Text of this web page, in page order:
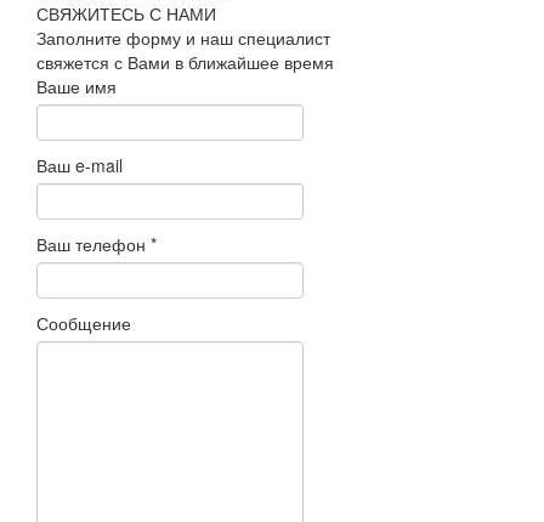
СВЯЖИТЕСЬ С НАМИ
Заполните форму и наш специалист
свяжется с Вами в ближайшее время
Ваше имя
Ваш e-mail
Ваш телефон *
Сообщение